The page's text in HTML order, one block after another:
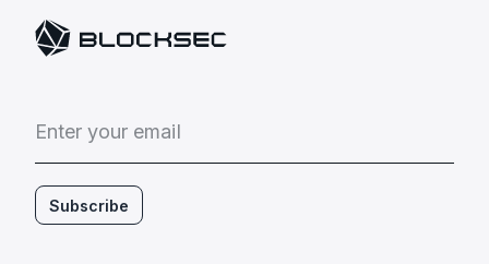
Enter your email
Subscribe